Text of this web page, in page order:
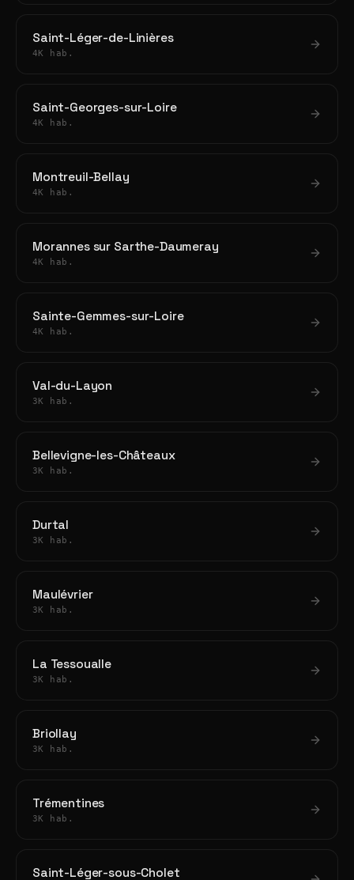
Saint-Léger-de-Linières
4K hab.
Saint-Georges-sur-Loire
4K hab.
Montreuil-Bellay
4K hab.
Morannes sur Sarthe-Daumeray
4K hab.
Sainte-Gemmes-sur-Loire
4K hab.
Val-du-Layon
3K hab.
Bellevigne-les-Châteaux
3K hab.
Durtal
3K hab.
Maulévrier
3K hab.
La Tessoualle
3K hab.
Briollay
3K hab.
Trémentines
3K hab.
Saint-Léger-sous-Cholet